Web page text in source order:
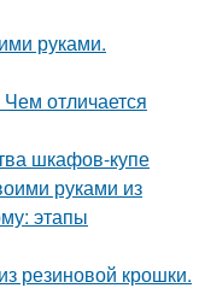
руками.
отличается
шкафов-купе
руками из
этапы
резиновой крошки.